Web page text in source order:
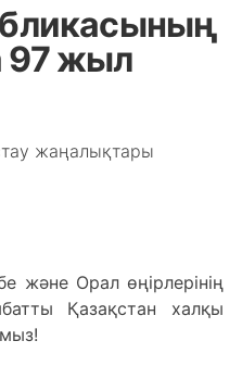
97 жыл
жаңалықтары
және Орал өңірлерінің
Қазақстан халқы